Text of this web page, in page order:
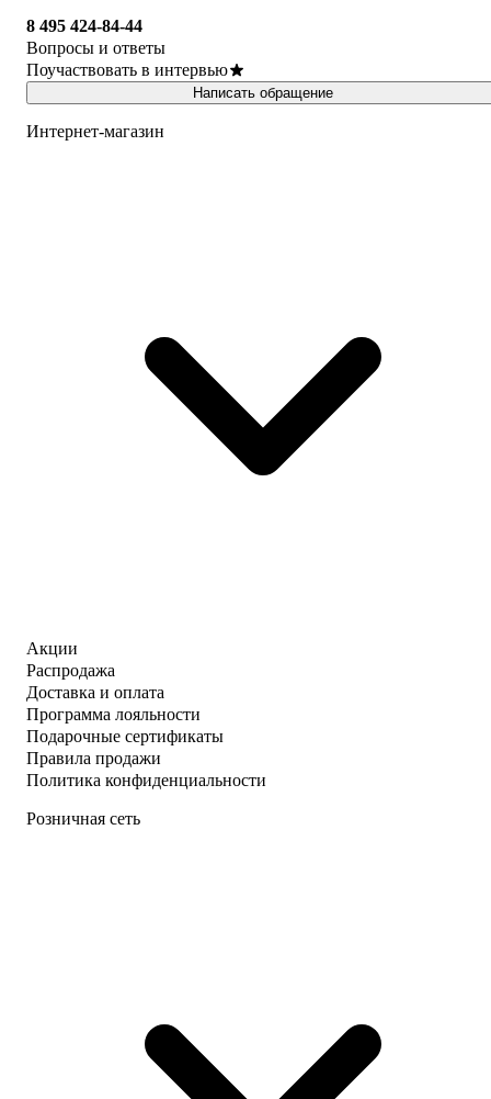
8 495 424-84-44
Вопросы и ответы
Поучаствовать в интервью
Написать обращение
Интернет-магазин
Акции
Распродажа
Доставка и оплата
Программа лояльности
Подарочные сертификаты
Правила продажи
Политика конфиденциальности
Розничная сеть